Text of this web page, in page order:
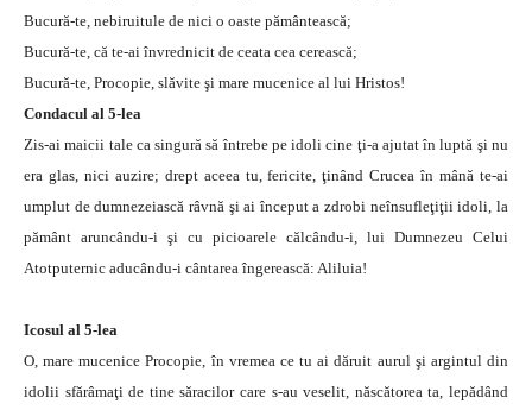
Bucură-te, nebiruitule de nici o oaste pământească;
Bucură-te, că te-ai învrednicit de ceata cea cerească;
Bucură-te, Procopie, slăvite şi mare mucenice al lui Hristos!
Condacul al 5-lea
Zis-ai maicii tale ca singură să întrebe pe idoli cine ţi-a ajutat în luptă şi nu
era glas, nici auzire; drept aceea tu, fericite, ţinând Crucea în mână te-ai
umplut de dumnezeiască râvnă şi ai început a zdrobi neînsufleţiţii idoli, la
pământ aruncându-i şi cu picioarele călcându-i, lui Dumnezeu Celui
Atotputernic aducându-i cântarea îngerească: Aliluia!­
Icosul al 5-lea
O, mare mucenice Procopie, în vremea ce tu ai dăruit aurul şi argintul din
idolii sfărâmaţi de tine săracilor care s-au veselit, născătorea ta, lepădând